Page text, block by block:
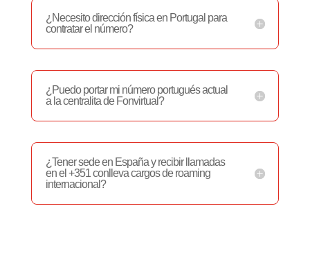
¿Necesito dirección física en Portugal para
contratar el número?
¿Puedo portar mi número portugués actual
a la centralita de Fonvirtual?
¿Tener sede en España y recibir llamadas
en el +351 conlleva cargos de roaming
internacional?